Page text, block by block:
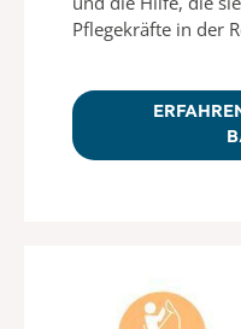
Pflegekräfte in der